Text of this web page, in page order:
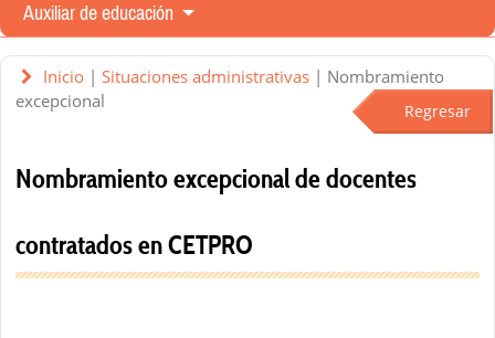
Auxiliar de educación
Regresar
Inicio| Situaciones administrativas| Nombramiento
excepcional
Nombramiento excepcional de docentes
contratados en CETPRO